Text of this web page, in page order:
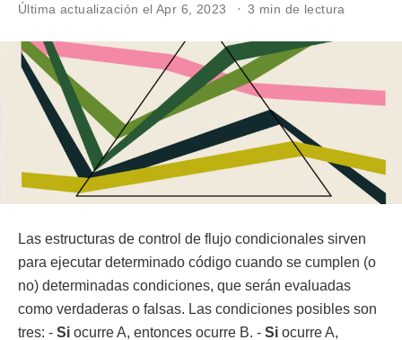
Última actualización el Apr 6, 2023 3 min de lectura
Las estructuras de control de flujo condicionales sirven
para ejecutar determinado código cuando se cumplen (o
no) determinadas condiciones, que serán evaluadas
como verdaderas o falsas. Las condiciones posibles son
tres: - Si ocurre A, entonces ocurre B. - Si ocurre A,